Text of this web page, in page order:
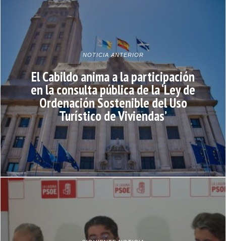
NOTICIA ANTERIOR
El Cabildo anima a la participación
en la consulta pública de la ‘Ley de
Ordenación Sostenible del Uso
Turístico de Viviendas’